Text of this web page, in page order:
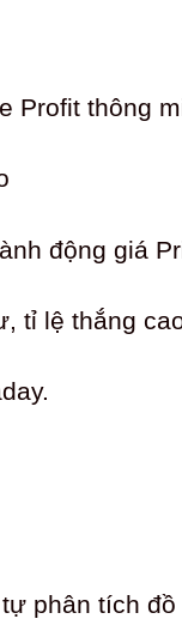
Profit thông
động giá
tỉ lệ thắng
phân tích